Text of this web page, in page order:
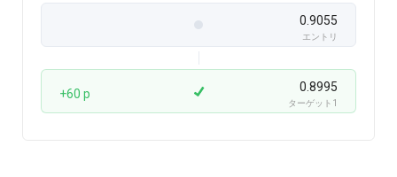
0.9055
エントリ
+60 p 0.8995
ターゲット1